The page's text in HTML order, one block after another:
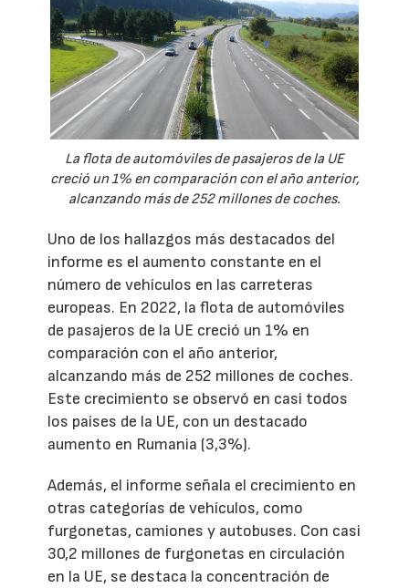
La flota de automóviles de pasajeros de la UE
creció un 1% en comparación con el año anterior,
alcanzando más de 252 millones de coches.
Uno de los hallazgos más destacados del
informe es el aumento constante en el
número de vehículos en las carreteras
europeas. En 2022, la flota de automóviles
de pasajeros de la UE creció un 1% en
comparación con el año anterior,
alcanzando más de 252 millones de coches.
Este crecimiento se observó en casi todos
los países de la UE, con un destacado
aumento en Rumania (3,3%).
Además, el informe señala el crecimiento en
otras categorías de vehículos, como
furgonetas, camiones y autobuses. Con casi
30,2 millones de furgonetas en circulación
en la UE, se destaca la concentración de